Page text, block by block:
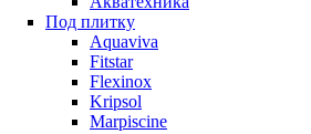
Под плитку
Aquaviva
Fitstar
Flexinox
Kripsol
Marpiscine